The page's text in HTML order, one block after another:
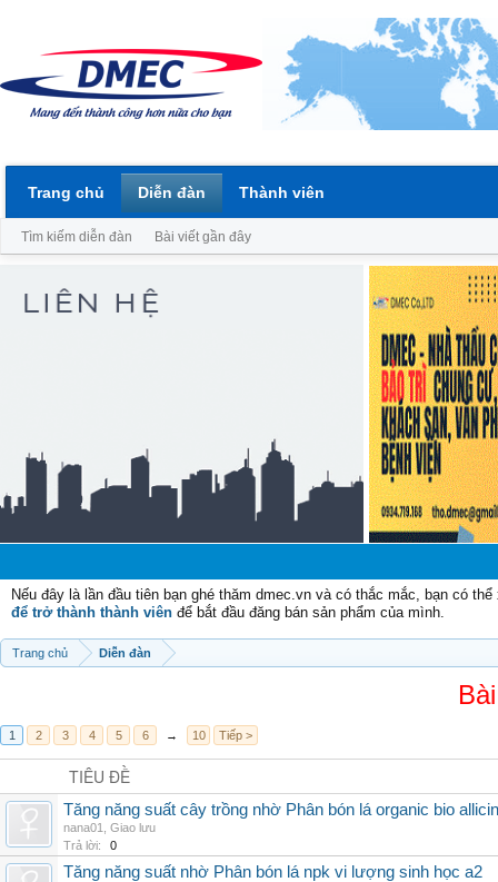
Nếu đây là lần đầu tiên bạn ghé thăm dmec.vn và có thắc mắc, bạn có
để trở thành thành viên để bắt đầu đăng bán sản phẩm của mình.
Trang chủ Diễn đàn
1 2 3 4 5 6 → 10 Tiếp >
TIÊU ĐỀ
Tăng năng suất cây trồng nhờ Phân bón lá organic bio allicin
nana01
Giao lưu
Trả lời:
0
Tăng năng suất nhờ Phân bón lá npk vi lượng sinh học a2
Trang chủ Diễn đàn
Tìm kiếm diễn đàn Bài viết gần đây
Thành viên